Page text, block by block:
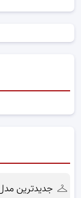
جدیدترین